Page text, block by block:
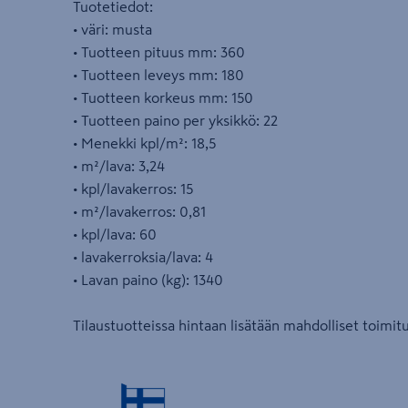
Tuotetiedot:
• väri: musta
• Tuotteen pituus mm: 360
• Tuotteen leveys mm: 180
• Tuotteen korkeus mm: 150
• Tuotteen paino per yksikkö: 22
• Menekki kpl/m²: 18,5
• m²/lava: 3,24
• kpl/lavakerros: 15
• m²/lavakerros: 0,81
• kpl/lava: 60
• lavakerroksia/lava: 4
• Lavan paino (kg): 1340
Tilaustuotteissa hintaan lisätään mahdolliset